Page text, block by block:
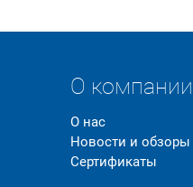
О компании
О нас
Новости и обзоры
Сертификаты